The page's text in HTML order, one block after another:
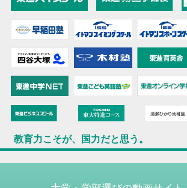
教育力こそが、国力だと思う。